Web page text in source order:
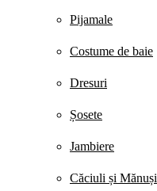
Pijamale
Costume de baie
Dresuri
Șosete
Jambiere
Căciuli și Mănuși